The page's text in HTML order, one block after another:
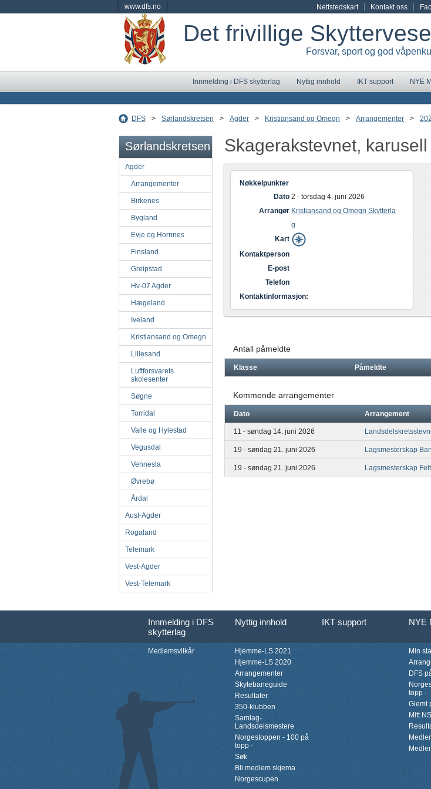
www.dfs.no Nettstedskart Kontakt oss
Det frivillige
Forsvar, sport og god
Innmelding i DFS skytterlag Nyttig innhold IKT support NYE
DFS > Sørlandskretsen > Agder > Kristiansand og Omegn > Arrangementer >
Sørlandskretsen
Agder
Arrangementer
Birkenes
Bygland
Evje og Hornnes
Finsland
Greipstad
Hv-07 Agder
Hægeland
Iveland
Kristiansand og Omegn
Lillesand
Luftforsvarets
skolesenter
Søgne
Torridal
Valle og Hylestad
Vegusdal
Vennesla
Øvrebø
Årdal
Aust-Agder
Rogaland
Telemark
Vest-Agder
Vest-Telemark
Skagerakstevnet, karusell
Nøkkelpunkter
Dato 2 - torsdag 4. juni 2026
Arrangør Kristiansand og Omegn Skytterla
g
Kart
Kontaktperson
E-post
Telefon
Kontaktinformasjon:
Antall påmeldte
Klasse Påmeldte
Kommende arrangementer
Dato Arrangement
11 - søndag 14. juni 2026
19 - søndag 21. juni 2026 Lagsmesterskap
19 - søndag 21. juni 2026 Lagsmesterskap Felt
Innmelding i DFS
skytterlag
Nyttig innhold IKT support NYE
Medlemsvilkår
Hjemme-LS 2021
Hjemme-LS 2020
Arrangementer
Skytebaneguide
Resultater
350-klubben
Samlag-
Landsdelsmestere
Norgestoppen - 100 på
topp -
Søk
Bli medlem skjema
Norgescupen
Min
DFS
topp -
Glemt
Mitt